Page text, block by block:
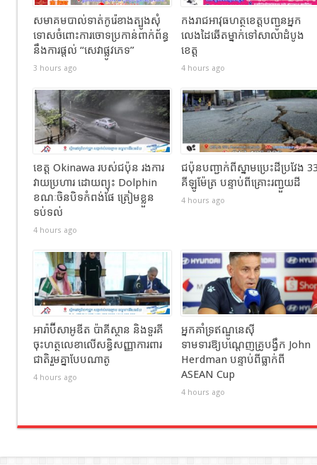
សមាគមបាល់ទាត់កូរ៉េខាងត្បូងសុំ
ទោសចំពោះការចោទប្រកាន់ពាក់ព័ន្ធ
នឹងការផ្តល់ “សេវាផ្លូវភេទ”
3 hours ago
កងរាជឣាវុធហត្ថខេត្តបញ្ជូនអ្នក
លេងដៃឆើតម្នាក់ទៅសាលាដំបូង
ខេត្ត
4 hours ago
ខេត្ត Okinawa របស់ជប៉ុន រងការ
វាយប្រហារ ដោយព្យុះ Dolphin
ខណៈចិនបិទកំពង់ផែ ត្រៀមខ្លួន
ទប់ទល់
4 hours ago
ជប៉ុនបញ្ជាក់ពីស្នាមប្រេះដីប្រវែង
គីឡូម៉ែត្រ បន្ទាប់ពីគ្រោះរញ្ជួយដី
4 hours ago
អារ៉ាប៊ីសាអូឌីត ប៉ាគីស្ថាន និងទួរគី
ចុះហត្ថលេខាលើសន្ធិសញ្ញាការពារ
ជាតិរួមគ្នាបែបណាតូ
4 hours ago
អ្នកគាំទ្រឥណ្ឌូនេស៊ី
ទាមទារឱ្យបណ្តេញគ្រូបង្វឹក John
Herdman បន្ទាប់ពីធ្លាក់ពី
ASEAN Cup
4 hours ago